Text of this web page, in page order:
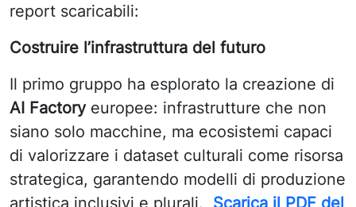
report scaricabili:
Costruire l’infrastruttura del futuro
Il primo gruppo ha esplorato la creazione di
AI Factoryeuropee: infrastrutture che non
siano solo macchine, ma ecosistemi capaci
di valorizzare i dataset culturali come risorsa
strategica, garantendo modelli di produzione
artistica inclusivi e plurali.
Scarica il PDF del